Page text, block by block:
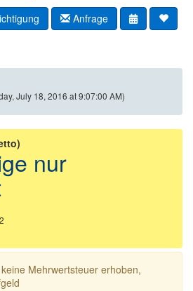
Anfrage
July 18, 2016 at 9:07:00 AM)
nur
Mehrwertsteuer erhoben,